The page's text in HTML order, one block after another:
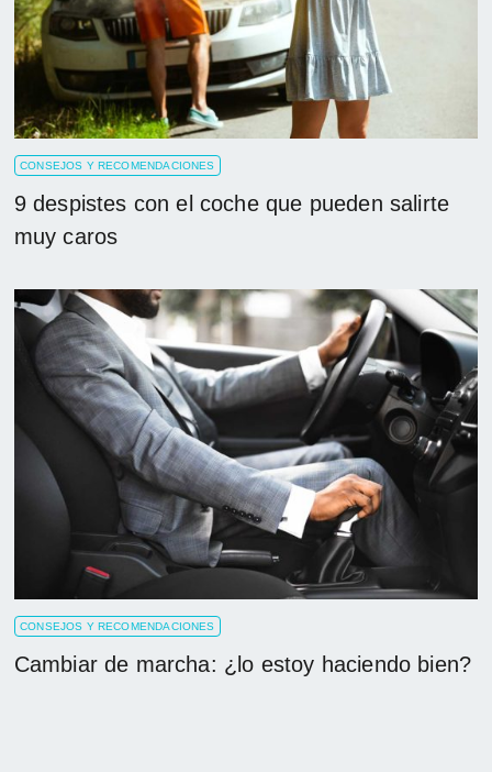
CONSEJOS Y RECOMENDACIONES
9 despistes con el coche que pueden salirte
muy caros
CONSEJOS Y RECOMENDACIONES
Cambiar de marcha: ¿lo estoy haciendo bien?